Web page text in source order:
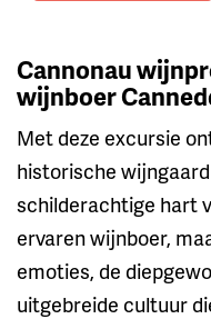
Cannonau
wijnboer
Met deze excursie
historische
schilderachtige hart
ervaren wijnboer,
emoties, de
uitgebreide cultuur